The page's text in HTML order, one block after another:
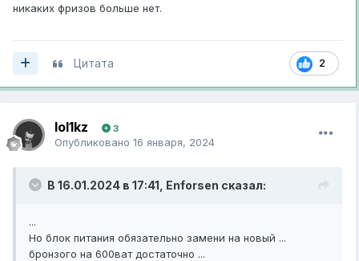
никаких фризов больше нет.
2
Цитата
lol1kz 3
Опубликовано 16 января, 2024
В 16.01.2024 в 17:41, Enforsen сказал:
...
Но блок питания обязательно замени на новый ...
бронзого на 600ват достаточно ...